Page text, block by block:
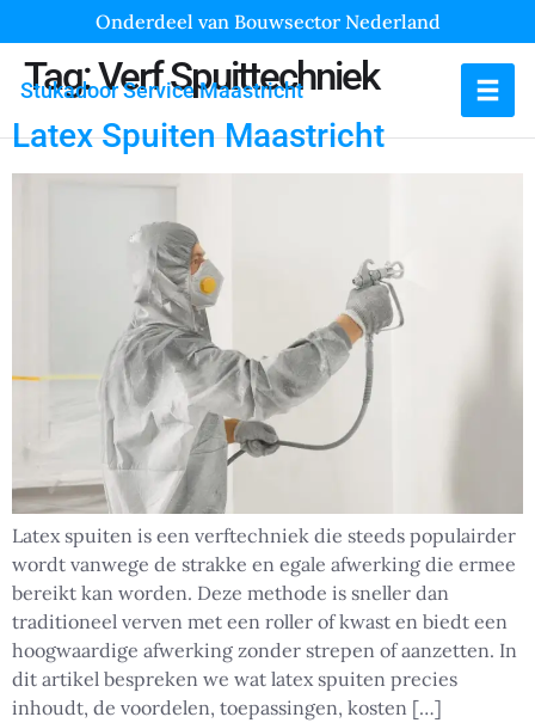
Onderdeel van Bouwsector Nederland
Stukadoor Service Maastricht
Tag:Verf Spuittechniek
Latex Spuiten Maastricht
Latex spuiten is een verftechniek die steeds populairder
wordt vanwege de strakke en egale afwerking die ermee
bereikt kan worden. Deze methode is sneller dan
traditioneel verven met een roller of kwast en biedt een
hoogwaardige afwerking zonder strepen of aanzetten. In
dit artikel bespreken we wat latex spuiten precies
inhoudt, de voordelen, toepassingen, kosten […]